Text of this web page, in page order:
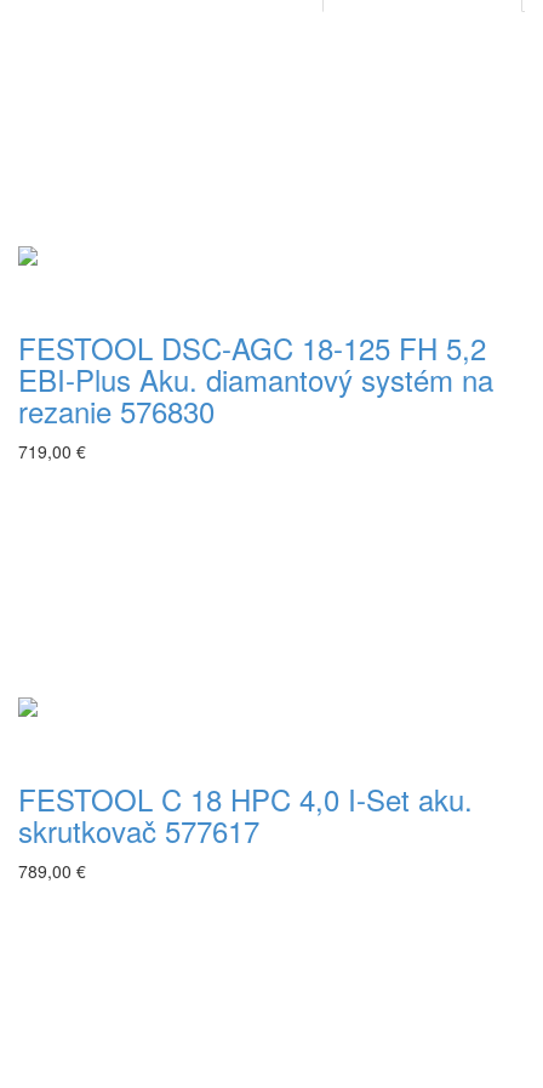
FESTOOL DSC-AGC 18-125 FH 5,2
EBI-Plus Aku. diamantový systém na
rezanie 576830
719,00 €
FESTOOL C 18 HPC 4,0 I-Set aku.
skrutkovač 577617
789,00 €